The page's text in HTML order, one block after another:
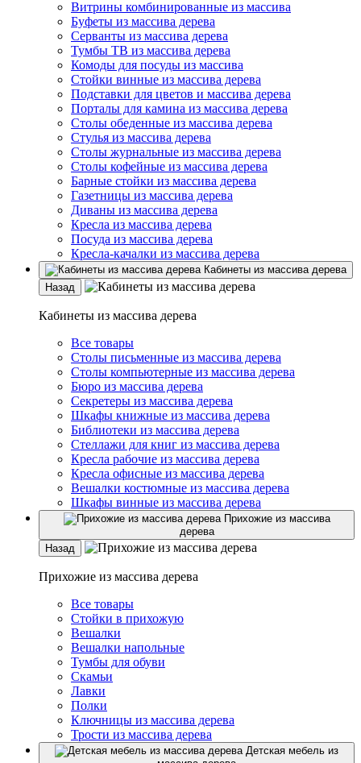
Витрины комбинированные из массива
Буфеты из массива дерева
Серванты из массива дерева
Тумбы ТВ из массива дерева
Комоды для посуды из массива
Стойки винные из массива дерева
Подставки для цветов и массива дерева
Порталы для камина из массива дерева
Столы обеденные из массива дерева
Стулья из массива дерева
Столы журнальные из массива дерева
Столы кофейные из массива дерева
Барные стойки из массива дерева
Газетницы из массива дерева
Диваны из массива дерева
Кресла из массива дерева
Посуда из массива дерева
Кресла-качалки из массива дерева
Кабинеты из массива дерева
Назад
Кабинеты из массива дерева
Все товары
Столы письменные из массива дерева
Столы компьютерные из массива дерева
Бюро из массива дерева
Секретеры из массива дерева
Шкафы книжные из массива дерева
Библиотеки из массива дерева
Стеллажи для книг из массива дерева
Кресла рабочие из массива дерева
Кресла офисные из массива дерева
Вешалки костюмные из массива дерева
Шкафы винные из массива дерева
Прихожие из массива
дерева
Назад
Прихожие из массива дерева
Все товары
Стойки в прихожую
Вешалки
Вешалки напольные
Тумбы для обуви
Скамьи
Лавки
Полки
Ключницы из массива дерева
Трости из массива дерева
Детская мебель из